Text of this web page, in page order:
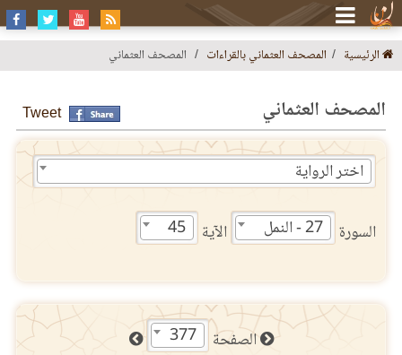
الرئيسية المصحف العثماني بالقراءات المصحف العثماني
المصحف العثماني Tweet
اختر الرواية
السورة 27 - النمل الآية 45
الصفحة 377